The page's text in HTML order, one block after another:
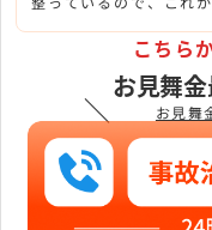
＼
こちら
お見舞
お見舞